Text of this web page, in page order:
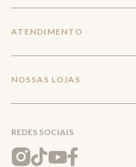
Trabalhe conosco
Mapa do Site
Meus pedidos
Wishlist
ATENDIMENTO
Entrega e Frete
NOSSAS LOJAS
REDES SOCIAIS